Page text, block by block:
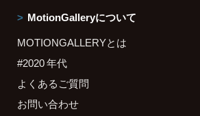
MotionGalleryについて
MOTIONGALLERYとは
#2020 年代
よくあるご質問
お問い合わせ